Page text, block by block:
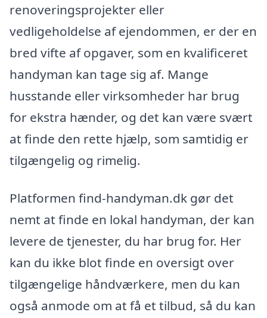
renoveringsprojekter eller
vedligeholdelse af ejendommen, er der en
bred vifte af opgaver, som en kvalificeret
handyman kan tage sig af. Mange
husstande eller virksomheder har brug
for ekstra hænder, og det kan være svært
at finde den rette hjælp, som samtidig er
tilgængelig og rimelig.
Platformen find-handyman.dk gør det
nemt at finde en lokal handyman, der kan
levere de tjenester, du har brug for. Her
kan du ikke blot finde en oversigt over
tilgængelige håndværkere, men du kan
også anmode om at få et tilbud, så du kan